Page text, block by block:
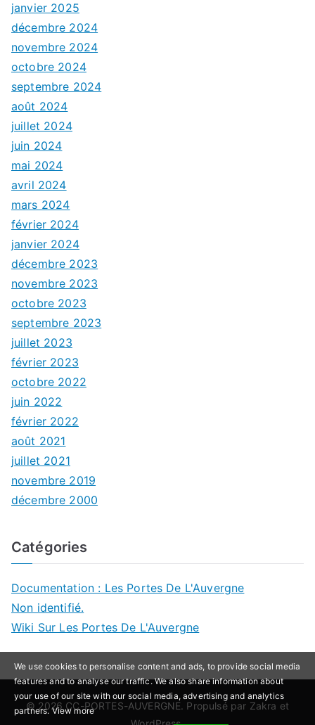
janvier 2025
décembre 2024
novembre 2024
octobre 2024
septembre 2024
août 2024
juillet 2024
juin 2024
mai 2024
avril 2024
mars 2024
février 2024
janvier 2024
décembre 2023
novembre 2023
octobre 2023
septembre 2023
juillet 2023
février 2023
octobre 2022
juin 2022
février 2022
août 2021
juillet 2021
novembre 2019
décembre 2000
Catégories
Documentation : Les Portes De L'Auvergne
Non identifié.
Wiki Sur Les Portes De L'Auvergne
© 2026 CC-PORTES-AUVERGNE. Propulsé par Zakra et
We use cookies to personalise content and ads, to provide social media
features and to analyse our traffic. We also share information about
your use of our site with our social media, advertising and analytics
partners.View more